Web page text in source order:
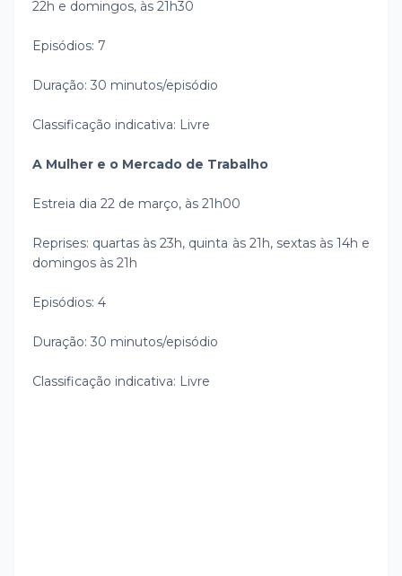
22h e domingos, às 21h30
Episódios: 7
Duração: 30 minutos/episódio
Classificação indicativa: Livre
A Mulher e o Mercado de Trabalho
Estreia dia 22 de março, às 21h00
Reprises: quartas às 23h, quinta às 21h, sextas às 14h e
domingos às 21h
Episódios: 4
Duração: 30 minutos/episódio
Classificação indicativa: Livre